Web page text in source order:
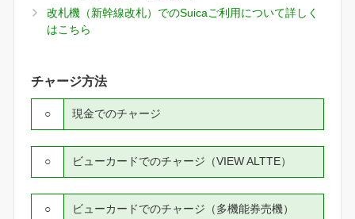
改札機（新幹線改札）でのSuicaご利用について詳しく
はこちら
チャージ方法
現金でのチャージ
○
ビューカードでのチャージ（VIEW ALTTE）
○
ビューカードでのチャージ（多機能券売機）
○